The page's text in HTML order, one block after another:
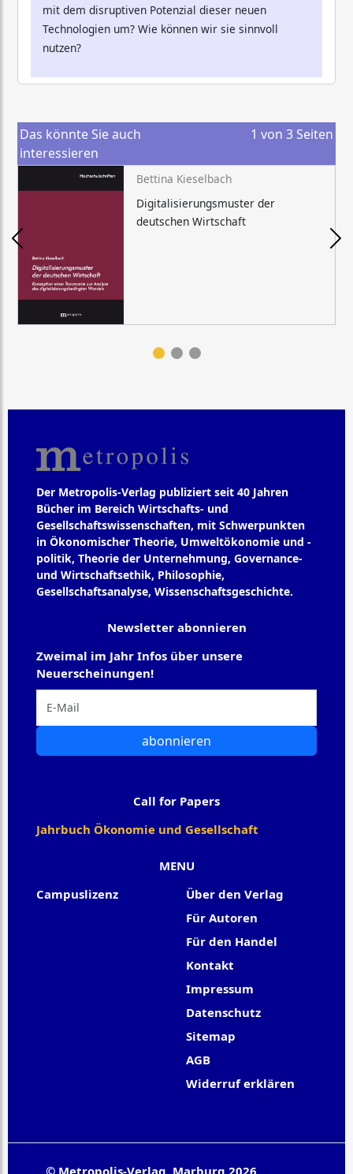
mit dem disruptiven Potenzial dieser neuen
Technologien um? Wie können wir sie sinnvoll
nutzen?
Das könnte Sie auch
interessieren
1 von 3 Seiten
Bettina Kieselbach
Digitalisierungsmuster der
deutschen Wirtschaft
Der Metropolis-Verlag publiziert seit 40 Jahren
Bücher im Bereich Wirtschafts- und
Gesellschaftswissenschaften, mit Schwerpunkten
in Ökonomischer Theorie, Umweltökonomie und -
politik, Theorie der Unternehmung, Governance-
und Wirtschaftsethik, Philosophie,
Gesellschaftsanalyse, Wissenschaftsgeschichte.
MENU
Campuslizenz
Über den Verlag
Für Autoren
Für den Handel
Kontakt
Impressum
Datenschutz
Sitemap
AGB
Widerruf erklären
Newsletter abonnieren
Zweimal im Jahr Infos über unsere
Neuerscheinungen!
abonnieren
Call for Papers
Jahrbuch Ökonomie und Gesellschaft
© Metropolis-Verlag, Marburg 2026